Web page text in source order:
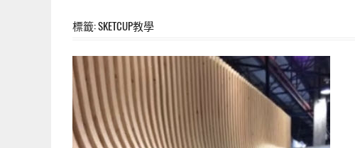
標籤:SKETCUP教學